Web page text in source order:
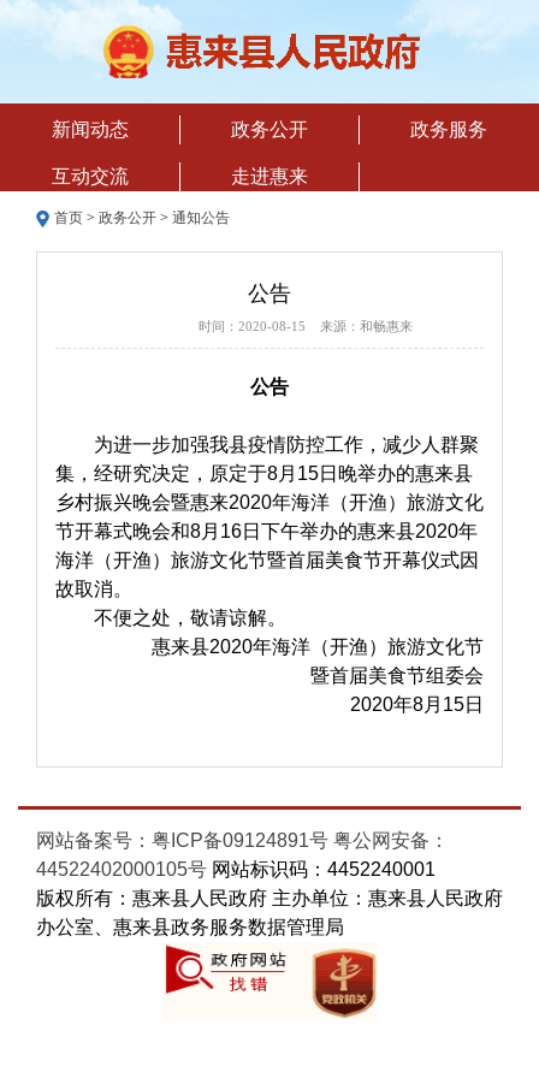
新闻动态 政务公开 政务服务
互动交流 走进惠来
首页 > 政务公开 > 通知公告
公告
时间：2020-08-15 来源：和畅惠来
公告
为进一步加强我县疫情防控工作，减少人群聚
集，经研究决定，原定于8月15日晚举办的惠来县
乡村振兴晚会暨惠来2020年海洋（开渔）旅游文化
节开幕式晚会和8月16日下午举办的惠来县2020年
海洋（开渔）旅游文化节暨首届美食节开幕仪式因
故取消。
不便之处，敬请谅解。
惠来县2020年海洋（开渔）旅游文化节
暨首届美食节组委会
2020年8月15日
网站备案号：粤ICP备09124891号 粤公网安备：
44522402000105号 网站标识码：4452240001
版权所有：惠来县人民政府 主办单位：惠来县人民政府
办公室、惠来县政务服务数据管理局